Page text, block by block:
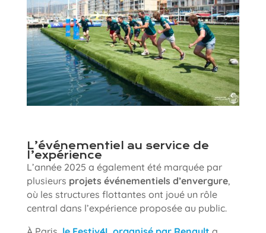
L’événementiel au service de
l’expérience
L’année 2025 a également été marquée par
plusieurs projets événementiels d’envergure,
où les structures flottantes ont joué un rôle
central dans l’expérience proposée au public.